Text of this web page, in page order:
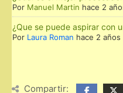
Por Manuel Martin hace 2
¿Que se puede aspirar con
Por Laura Roman hace 2 años
Compartir: